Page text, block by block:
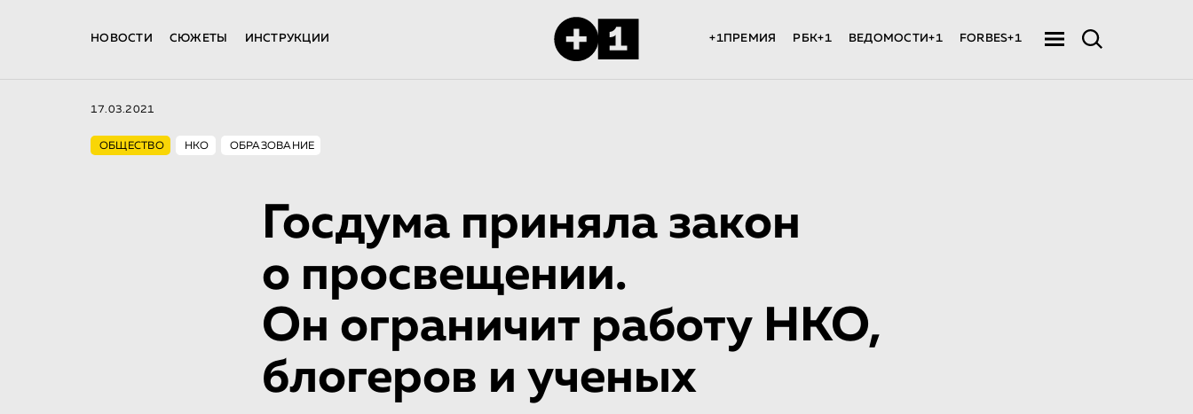
НОВОСТИ СЮЖЕТЫ ИНСТРУКЦИИ +1ПРЕМИЯ РБК+1 ВЕДОМОСТИ+1 FORBES+1
17.03.2021
ОБЩЕСТВО НКО ОБРАЗОВАНИЕ
Госдума приняла закон
о просвещении.
Он ограничит работу НКО,
блогеров и ученых